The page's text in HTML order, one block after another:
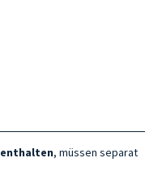
enthalten, müssen separat